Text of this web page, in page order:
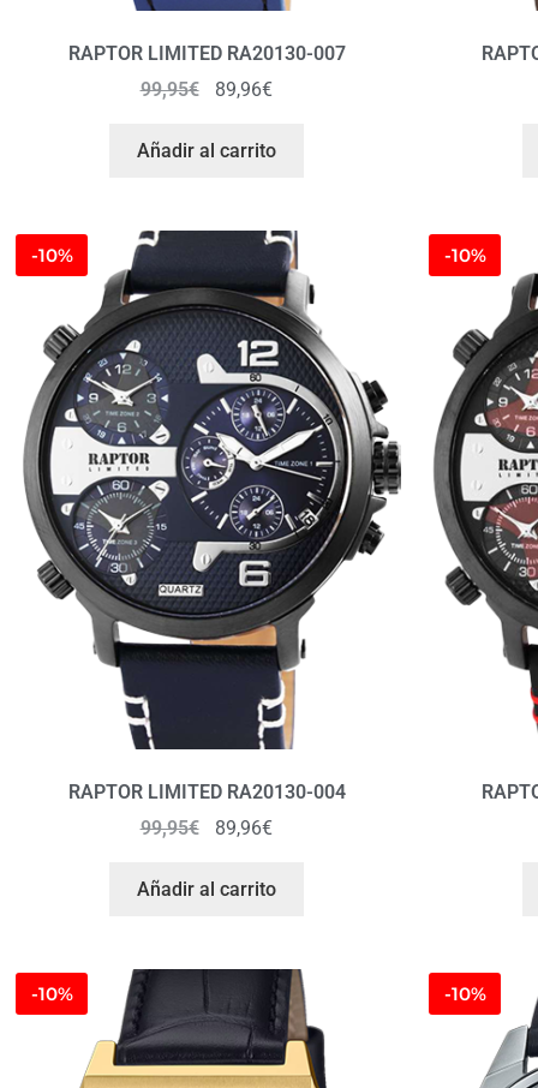
RAPTOR LIMITED RA20130-007
99,95€ 89,96€
Añadir al carrito
-10%
RAPTOR LIMITED RA20130-004
99,95€ 89,96€
Añadir al carrito
-10%
-10% -10%